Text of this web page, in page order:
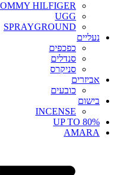
HILFIGER
UGG
SPRAYGROUND
נעליים
כפכפים
סנדלים
סניקרס
אביזרים
כובעים
בישום
INCENSE
UP TO 80%
AMARA